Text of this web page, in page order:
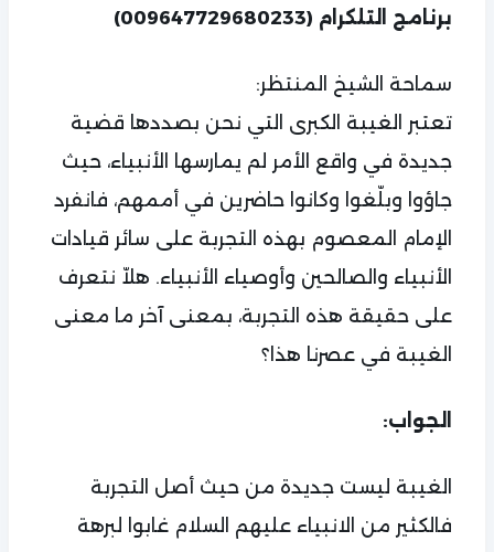
برنامج التلكرام (009647729680233)
سماحة الشيخ المنتظر:
تعتبر الغيبة الكبرى التي نحن بصددها قضية
جديدة في واقع الأمر لم يمارسها الأنبياء، حيث
جاؤوا وبلّغوا وكانوا حاضرين في أممهم، فانفرد
الإمام المعصوم بهذه التجربة على سائر قيادات
الأنبياء والصالحين وأوصياء الأنبياء. هلاّ نتعرف
على حقيقة هذه التجربة، بمعنى آخر ما معنى
الغيبة في عصرنا هذا؟
الجواب:
الغيبة ليست جديدة من حيث أصل التجربة
فالكثير من الانبياء عليهم السلام غابوا لبرهة